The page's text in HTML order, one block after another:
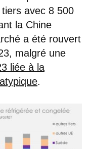
avec 8 500
la Chine
a été rouvert
malgré une
liée à la
.